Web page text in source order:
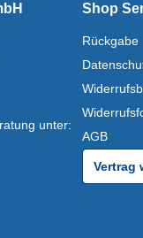
unter:
Shop
Rückgabe
AGB
Vertrag